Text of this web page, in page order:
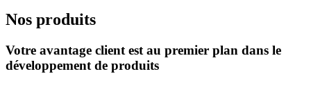
Nos produits
Votre avantage client est au premier plan dans le
développement de produits